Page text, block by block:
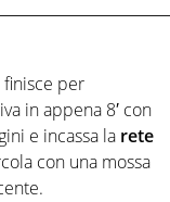
finisce per
in appena 8′ con
e incassa la rete
con una mossa